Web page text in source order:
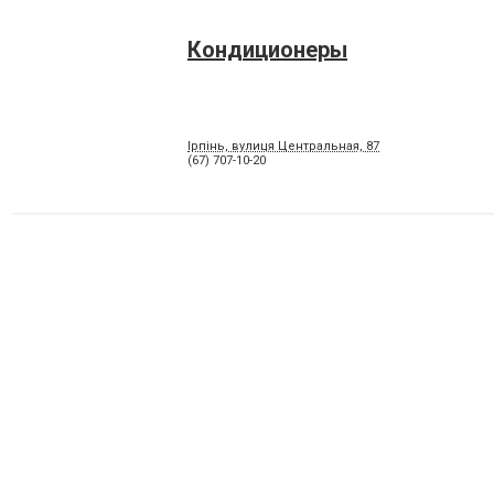
Кондиционеры
Ірпінь, вулиця Центральная, 87
(67) 707-10-20